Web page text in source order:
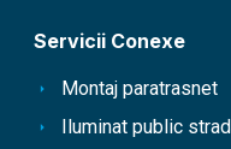
Servicii Conexe
Montaj paratrasnet
Iluminat public